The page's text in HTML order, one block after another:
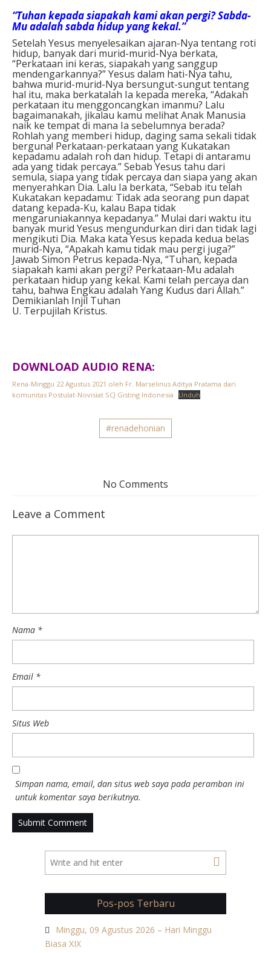
“Tuhan kepada siapakah kami akan pergi? Sabda-
Mu adalah sabda hidup yang kekal.”
Setelah Yesus menyelesaikan ajaran-Nya tentang roti
hidup, banyak dari murid-murid-Nya berkata,
“Perkataan ini keras, siapakah yang sanggup
mendengarkannya?” Yesus dalam hati-Nya tahu,
bahwa murid-murid-Nya bersungut-sungut tentang
hal itu, maka berkatalah Ia kepada mereka, “Adakah
perkataan itu menggoncangkan imanmu? Lalu
bagaimanakah, jikalau kamu melihat Anak Manusia
naik ke tempat di mana Ia sebelumnya berada?
Rohlah yang memberi hidup, daging sama sekali tidak
berguna! Perkataan-perkataan yang Kukatakan
kepadamu adalah roh dan hidup. Tetapi di antaramu
ada yang tidak percaya.” Sebab Yesus tahu dari
semula, siapa yang tidak percaya dan siapa yang akan
menyerahkan Dia. Lalu Ia berkata, “Sebab itu telah
Kukatakan kepadamu: Tidak ada seorang pun dapat
datang kepada-Ku, kalau Bapa tidak
mengaruniakannya kepadanya.” Mulai dari waktu itu
banyak murid Yesus mengundurkan diri dan tidak lagi
mengikuti Dia. Maka kata Yesus kepada kedua belas
murid-Nya, “Apakah kamu tidak mau pergi juga?”
Jawab Simon Petrus kepada-Nya, “Tuhan, kepada
siapakah kami akan pergi? Perkataan-Mu adalah
perkataan hidup yang kekal. Kami telah percaya dan
tahu, bahwa Engkau adalah Yang Kudus dari Allah.”
Demikianlah Injil Tuhan
U. Terpujilah Kristus.
DOWNLOAD AUDIO RENA:
Rena-Minggu 22 Agustus 2021 oleh Fr. Marselinus Aditya Pratama dari
komunitas Postulat-Novisiat SCJ Gisting Indonesia
Unduh
#renadehonian
No Comments
Leave a Comment
Nama *
Email *
Situs Web
Simpan nama, email, dan situs web saya pada peramban ini
untuk komentar saya berikutnya.
Pos-pos Terbaru
Minggu, 09 Agustus 2026 – Hari Minggu
Biasa XIX